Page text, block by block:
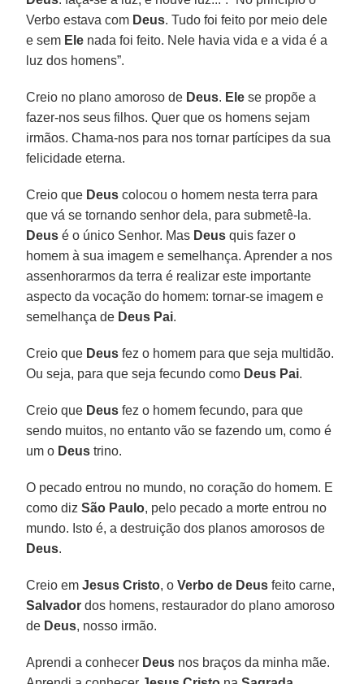
Verbo estava com Deus. Tudo foi feito por meio dele
e sem Ele nada foi feito. Nele havia vida e a vida é a
luz dos homens”.
Creio no plano amoroso de Deus. Ele se propõe a
fazer-nos seus filhos. Quer que os homens sejam
irmãos. Chama-nos para nos tornar partícipes da sua
felicidade eterna.
Creio que Deus colocou o homem nesta terra para
que vá se tornando senhor dela, para submetê-la.
Deus é o único Senhor. Mas Deus quis fazer o
homem à sua imagem e semelhança. Aprender a nos
assenhorarmos da terra é realizar este importante
aspecto da vocação do homem: tornar-se imagem e
semelhança de Deus Pai.
Creio que Deus fez o homem para que seja multidão.
Ou seja, para que seja fecundo como Deus Pai.
Creio que Deus fez o homem fecundo, para que
sendo muitos, no entanto vão se fazendo um, como é
um o Deus trino.
O pecado entrou no mundo, no coração do homem. E
como dizSão Paulo, pelo pecado a morte entrou no
mundo. Isto é, a destruição dos planos amorosos de
Deus.
Creio emJesus Cristo, oVerbo de Deus feito carne,
Salvador dos homens, restaurador do plano amoroso
de Deus, nosso irmão.
Aprendi a conhecer Deus nos braços da minha mãe.